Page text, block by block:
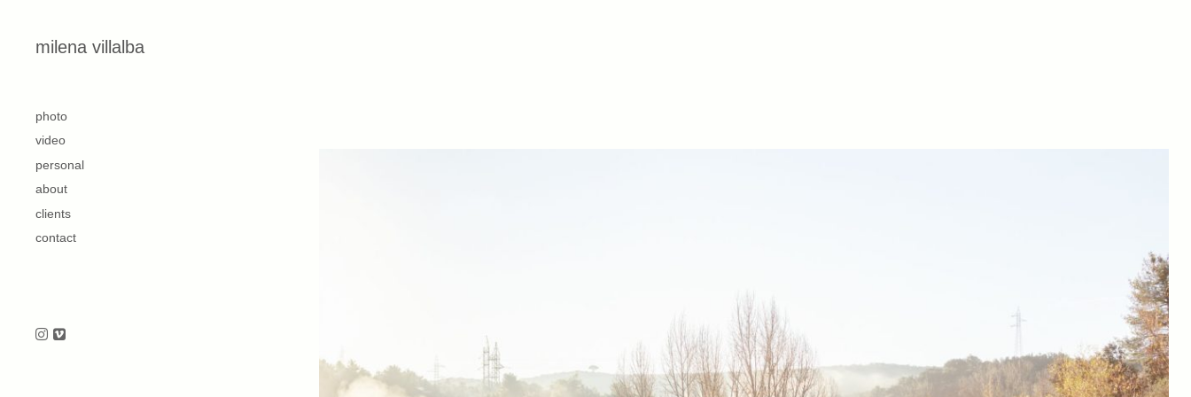
milena villalba
photo
video
personal
about
clients
contact
Follow us on Instagram